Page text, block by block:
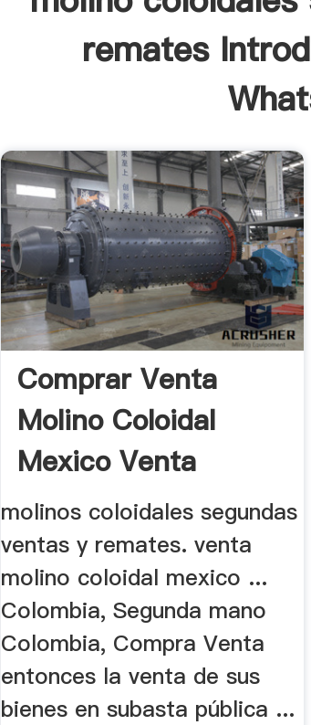
remates
Comprar Venta
Molino Coloidal
Mexico Venta
molinos coloidales segundas
ventas y remates. venta
molino coloidal mexico ...
Colombia, Segunda mano
Colombia, Compra Venta
entonces la venta de sus
bienes en subasta pública ...